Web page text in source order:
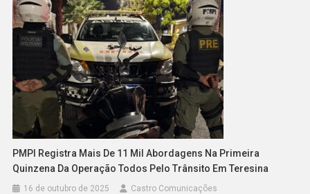
PMPI Registra Mais De 11 Mil Abordagens Na Primeira
Quinzena Da Operação Todos Pelo Trânsito Em Teresina
16 de outubro de 2025 Castro Comunicações